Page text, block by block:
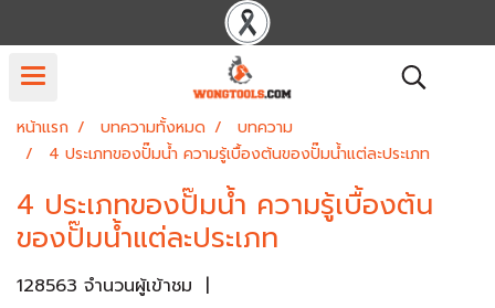
หน้าแรก บทความทั้งหมด
บทความ
4 ประเภทของปั๊มน้ำ ความรู้เบื้องต้นของปั๊มน้ำแต่ละประเภท
4 ประเภทของปั๊มน้ำ ความรู้เบื้องต้น
ของปั๊มน้ำแต่ละประเภท
128563 จำนวนผู้เข้าชม |